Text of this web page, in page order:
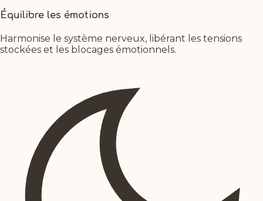
Équilibre les émotions
Harmonise le système nerveux, libérant les tensions
stockées et les blocages émotionnels.